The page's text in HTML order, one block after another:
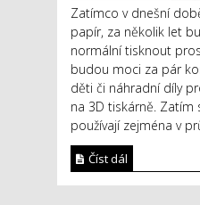
Zatímco v dnešní
papír, za několik let
normální tisknout
budou moci za pár
děti či náhradní díly
na 3D tiskárně. Zatím
používají zejména v
Číst dál